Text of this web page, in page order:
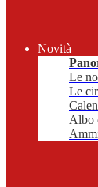
Novità
Le
Le
Albo